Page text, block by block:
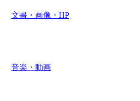
文書・画像・HP
音楽・動画